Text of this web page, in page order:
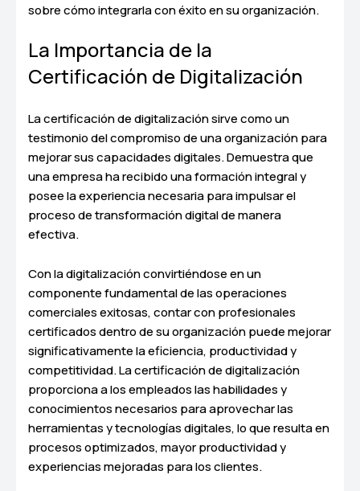
sobre cómo integrarla con éxito en su organización.
La Importancia de la
Certificación de Digitalización
La certificación de digitalización sirve como un
testimonio del compromiso de una organización para
mejorar sus capacidades digitales. Demuestra que
una empresa ha recibido una formación integral y
posee la experiencia necesaria para impulsar el
proceso de transformación digital de manera
efectiva.
Con la digitalización convirtiéndose en un
componente fundamental de las operaciones
comerciales exitosas, contar con profesionales
certificados dentro de su organización puede mejorar
significativamente la eficiencia, productividad y
competitividad. La certificación de digitalización
proporciona a los empleados las habilidades y
conocimientos necesarios para aprovechar las
herramientas y tecnologías digitales, lo que resulta en
procesos optimizados, mayor productividad y
experiencias mejoradas para los clientes.